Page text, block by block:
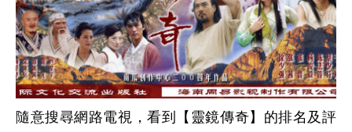
隨意搜尋網路電視，看到【靈鏡傳奇】的排名及評